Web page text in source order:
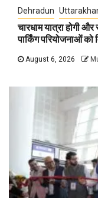
Dehradun
चारधाम यात्रा होगी
पार्किंग परियोजनाओं को
August 6, 2026